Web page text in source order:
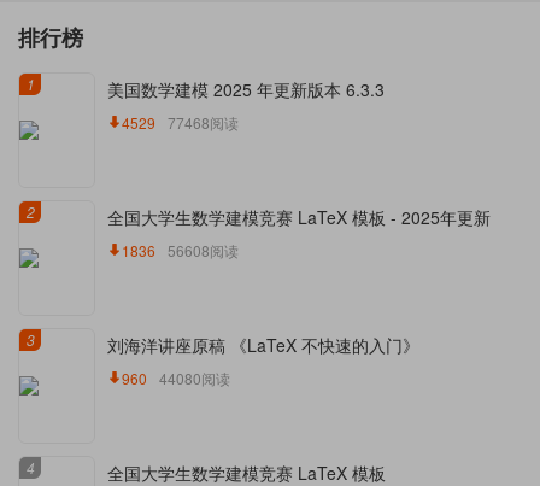
排行榜
1 美国数学建模 2025 年更新版本 6.3.3
4529 77468阅读
2 全国大学生数学建模竞赛 LaTeX 模板 - 2025年更新
1836 56608阅读
3 刘海洋讲座原稿 《LaTeX 不快速的入门》
960 44080阅读
4 全国大学生数学建模竞赛 LaTeX 模板